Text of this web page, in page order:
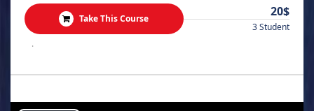
Take This Course 20$
3 Student
.